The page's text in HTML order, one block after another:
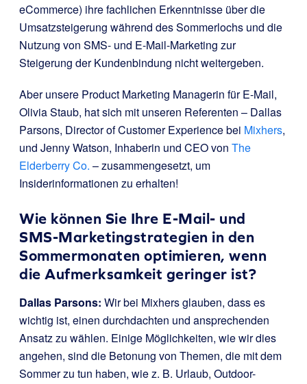
eCommerce) ihre fachlichen Erkenntnisse über die
Umsatzsteigerung während des Sommerlochs und die
Nutzung von SMS- und E-Mail-Marketing zur
Steigerung der Kundenbindung nicht weitergeben.
Aber unsere Product Marketing Managerin für E-Mail,
Olivia Staub, hat sich mit unseren Referenten – Dallas
Parsons, Director of Customer Experience bei Mixhers,
und Jenny Watson, Inhaberin und CEO von The
Elderberry Co. – zusammengesetzt, um
Insiderinformationen zu erhalten!
Wie können Sie Ihre E-Mail- und
SMS-Marketingstrategien in den
Sommermonaten optimieren, wenn
die Aufmerksamkeit geringer ist?
Dallas Parsons: Wir bei Mixhers glauben, dass es
wichtig ist, einen durchdachten und ansprechenden
Ansatz zu wählen. Einige Möglichkeiten, wie wir dies
angehen, sind die Betonung von Themen, die mit dem
Sommer zu tun haben, wie z. B. Urlaub, Outdoor-